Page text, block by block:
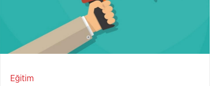
Eğitim